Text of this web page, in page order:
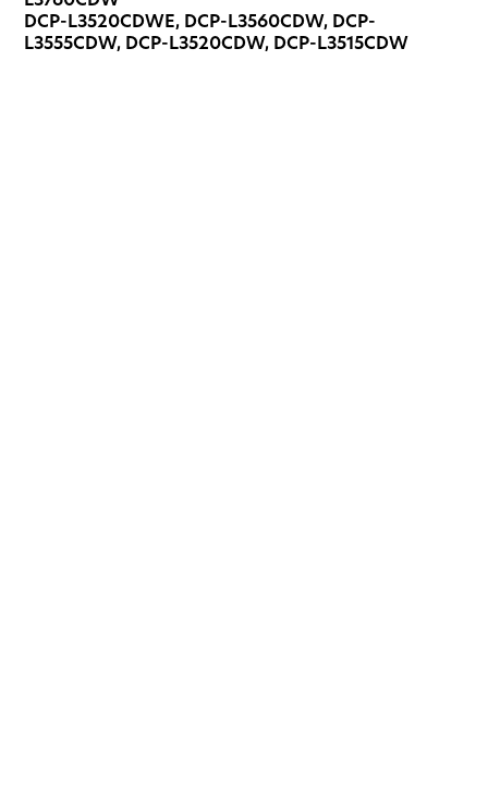
DCP-L3520CDWE, DCP-L3560CDW, DCP-
L3555CDW, DCP-L3520CDW, DCP-L3515CDW